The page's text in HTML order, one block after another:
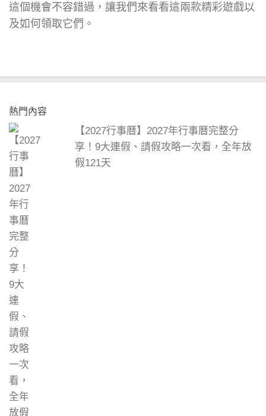
這個機會不容錯過，讓我們來看看這兩款精彩遊戲以
及如何領取它們。
熱門內容
【2027行事曆】2027年行事曆完整分
享！9大連假、請假攻略一次看，全年放
假121天